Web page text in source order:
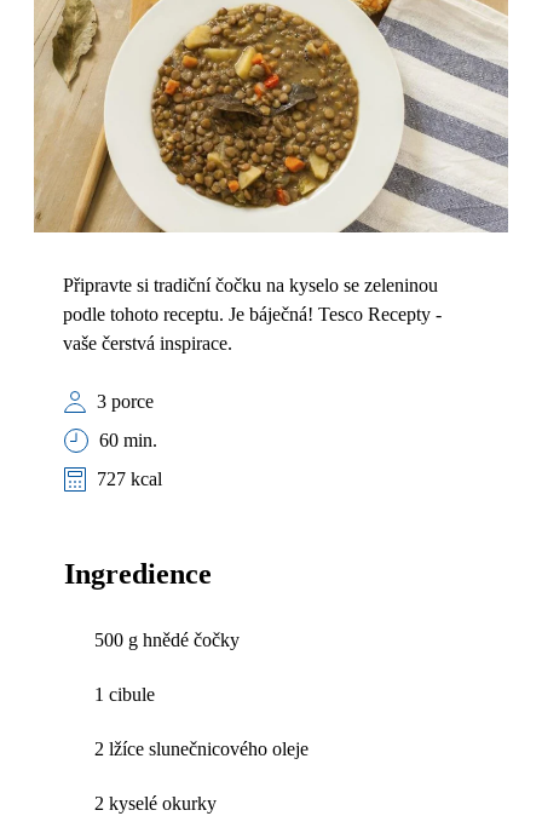
Připravte si tradiční čočku na kyselo se zeleninou
podle tohoto receptu. Je báječná! Tesco Recepty -
vaše čerstvá inspirace.
3 porce
60 min.
727 kcal
Ingredience
500 g hnědé čočky
1 cibule
2 lžíce slunečnicového oleje
2 kyselé okurky